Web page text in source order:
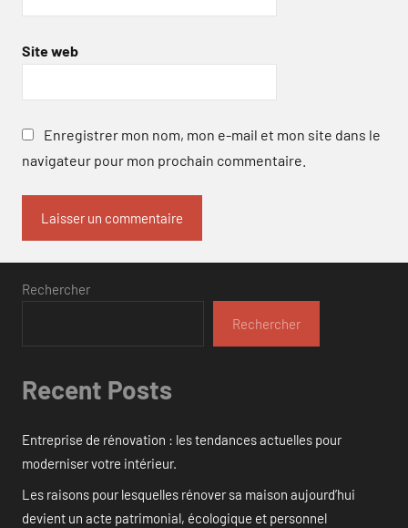
Site web
Enregistrer mon nom, mon e-mail et mon site dans le
navigateur pour mon prochain commentaire.
Rechercher
Rechercher
Recent Posts
Entreprise de rénovation : les tendances actuelles pour
moderniser votre intérieur.
Les raisons pour lesquelles rénover sa maison aujourd’hui
devient un acte patrimonial, écologique et personnel